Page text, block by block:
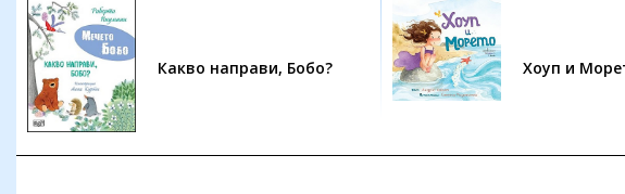
Какво направи, Бобо? Хоуп и